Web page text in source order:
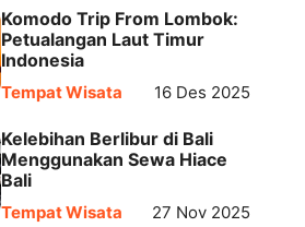
Komodo Trip From Lombok:
Petualangan Laut Timur
Indonesia
Tempat Wisata 16 Des 2025
Kelebihan Berlibur di Bali
Menggunakan Sewa Hiace
Bali
Tempat Wisata 27 Nov 2025